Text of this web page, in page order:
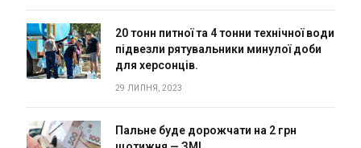
20 тонн питної та 4 тонни технічної води
підвезли рятувальники минулої доби
для херсонців.
29 ЛИПНЯ, 2023
Пальне буде дорожчати на 2 грн